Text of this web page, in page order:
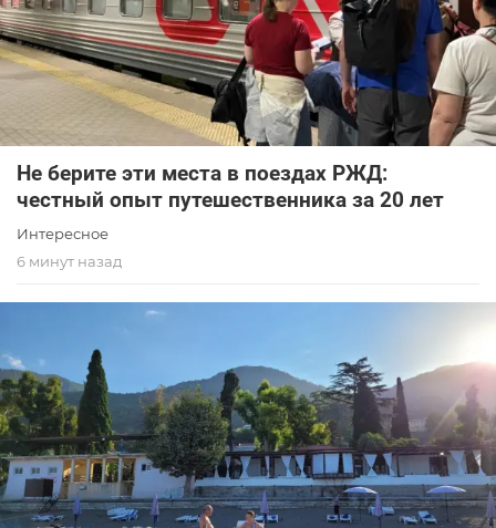
Не берите эти места в поездах РЖД:
честный опыт путешественника за 20 лет
Интересное
6 минут назад